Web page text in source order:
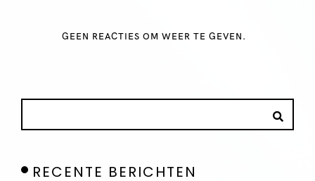
GEEN REACTIES OM WEER TE GEVEN.
RECENTE BERICHTEN